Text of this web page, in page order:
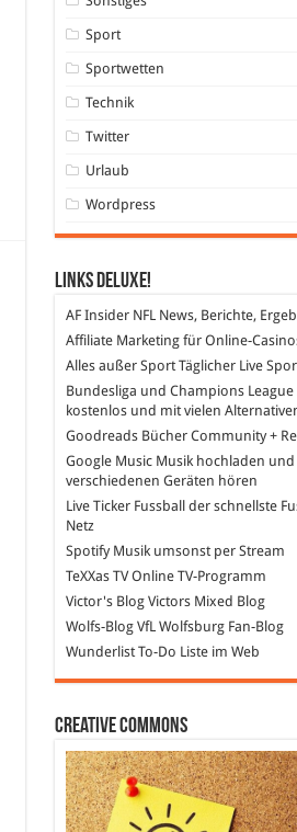
Sport
Sportwetten
Technik
Twitter
Urlaub
Wordpress
Links DeLuXe!
AF InsiderNFL News, Berichte,
Affiliate Marketingfür Online-
Alles außer SportTäglicher Live
Bundesliga und Champions League
kostenlos und mit vielen
GoodreadsBücher Community +
Google MusicMusik hochladen und
verschiedenen Geräten hören
Live Ticker Fussball
der schnellste
Netz
SpotifyMusik umsonst per Stream
TeXXas TVOnline TV-Programm
Victor's BlogVictors Mixed Blog
Wolfs-BlogVfL Wolfsburg Fan-Blog
WunderlistTo-Do Liste im Web
Creative Commons